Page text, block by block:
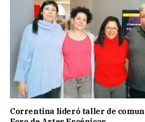
Correntina lideró taller de